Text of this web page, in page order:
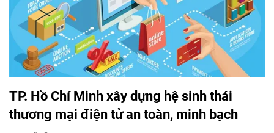
TP. Hồ Chí Minh xây dựng hệ sinh thái
thương mại điện tử an toàn, minh bạch